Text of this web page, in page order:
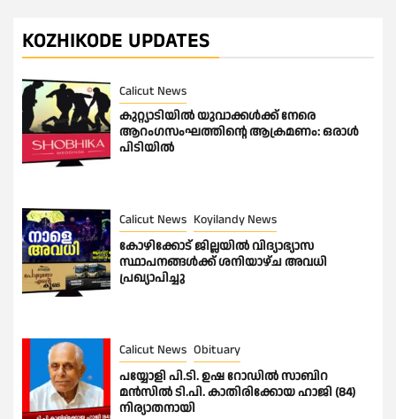
KOZHIKODE UPDATES
Calicut News
കുറ്റ്യാടിയിൽ യുവാക്കൾക്ക് നേരെ
ആറംഗസംഘത്തിൻ്റെ ആക്രമണം: ഒരാൾ
പിടിയിൽ
Calicut News Koyilandy News
കോഴിക്കോട് ജില്ലയിൽ വിദ്യാഭ്യാസ
സ്ഥാപനങ്ങൾക്ക് ശനിയാഴ്ച അവധി
പ്രഖ്യാപിച്ചു
Calicut News Obituary
പയ്യോളി പി.ടി. ഉഷ റോഡിൽ സാബിറ
മൻസിൽ ടി.പി. കാതിരിക്കോയ ഹാജി (84)
നിര്യാതനായി